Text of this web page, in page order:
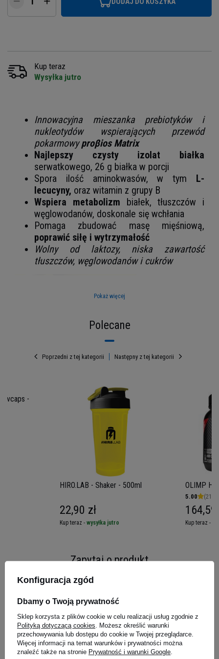
Kup teraz
Wysyłka jutro
Innowacyjna mieszanka prebiotyków i
nukleotydów wspierających przewód
pokarmowyproβios Matrix
Najlepszy czysty izolat białka
serwatkowego, 26 g białka w porcji
Spora ilość aminokwasów, w tym L-
lecucyny, oraz witamin z grupy B
Wspiera metabolizm białek, tłuszczów i
węglowodanów, doskonale się wchłania
Pomaga zbudować masę mięśniową,
poprawić siłę i wytrzymałość
Wolny od laktozy, niska zawartość
tłuszczów, węglowodanów i cukrów
PROβIOS MATRIX: LA
FORMULA CHE CI
RENDE UNICI
Proβios MATRIXjest innowacyjną mieszanką
dodawaną do odżywek białkowych Iso+
marki 4+ NUTRITION:
nukleotydów i
dwóch probiotycznych szczepów:
Bacillus subtilis
transportery energiiw komórkach organizmu i
mogą być częścią struktury niektórych
kofaktorów enzymatycznych i
metabolicznych.Nukleotydy zwiększają również
takżełagodzą procesy zapalne wywołane
intensywnymi treningami.
Probiotykiz kolei to szczepy bakteryjne zdolne
Pokaż więcej
Polecane
Poprzedni z tej kategorii
vcaps -
HIRO.LAB - Shaker - 500ml
22,90 zł
Kup teraz - wysyłka jutro
OLIMP
5.00 (21)
164,59
Kup teraz -
Następny z tej kategorii
Zapytaj o produkt
E-mail
Pytanie
Konfiguracja zgód
Dbamy o Twoją prywatność
Sklep korzysta z plików cookie w celu realizacji usług zgodnie z
Polityką dotyczącą cookies. Możesz określić warunki
przechowywania lub dostępu do cookie w Twojej przeglądarce.
Więcej informacji na temat warunków i prywatności można
znaleźć także na stronie Prywatność i warunki Google.